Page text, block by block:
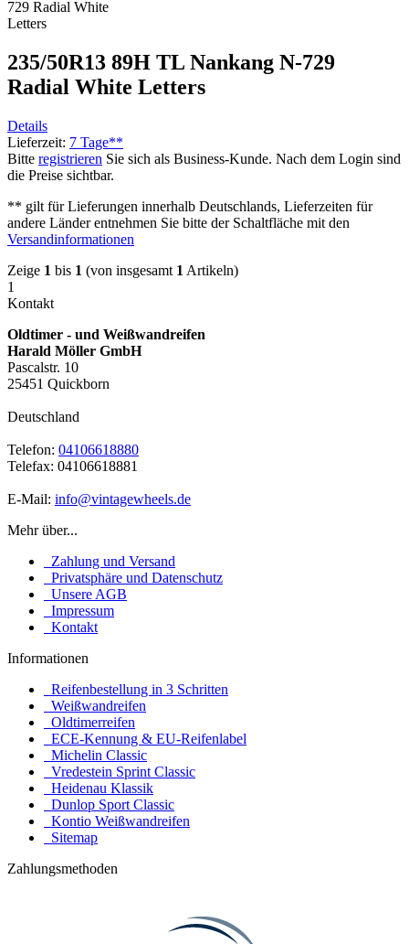
235/50R13 89H TL Nankang N-729
Radial White Letters
Details
Lieferzeit: 7 Tage**
Bitte registrieren Sie sich als Business-Kunde. Nach dem Login sind
die Preise sichtbar.
** gilt für Lieferungen innerhalb Deutschlands, Lieferzeiten für
andere Länder entnehmen Sie bitte der Schaltfläche mit den
Versandinformationen
Zeige 1 bis 1 (von insgesamt 1 Artikeln)
1
Kontakt
Oldtimer - und Weißwandreifen
Harald Möller GmbH
Pascalstr. 10
25451 Quickborn
Deutschland
Telefon: 04106618880
Telefax: 04106618881
E-Mail: info@vintagewheels.de
Mehr über...
Zahlung und Versand
Privatsphäre und Datenschutz
Unsere AGB
Impressum
Kontakt
Informationen
Reifenbestellung in 3 Schritten
Weißwandreifen
Oldtimerreifen
ECE-Kennung & EU-Reifenlabel
Michelin Classic
Vredestein Sprint Classic
Heidenau Klassik
Dunlop Sport Classic
Kontio Weißwandreifen
Sitemap
Zahlungsmethoden